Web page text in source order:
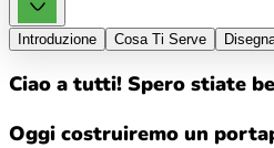
Introduzione Cosa Ti Serve
Ciao a tutti! Spero stiate
Oggi costruiremo un